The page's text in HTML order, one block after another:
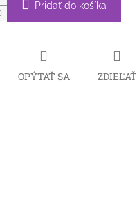
Pridať do košíka
OPÝTAŤ SA ZDIEĽAŤ